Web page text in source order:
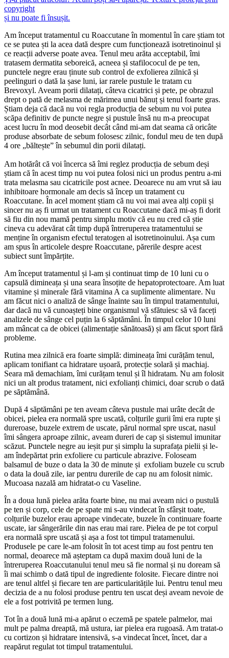
copyright
și nu poate fi însușit.
Am început tratamentul cu Roaccutane în momentul în care știam tot
ce se putea ști la acea dată despre cum funcționează isotretinoinul și
ce reacții adverse poate avea. Tenul meu arăta acceptabil, îmi
tratasem dermatita seboreică, acneea și stafilococul de pe ten,
punctele negre erau ținute sub control de exfolierea zilnică și
peelinguri o dată la șase luni, iar rarele pustule le tratam cu
Brevoxyl. Aveam porii dilatați, câteva cicatrici și pete, pe obrazul
drept o pată de melasma de mărimea unui bănuț și tenul foarte gras.
Știam deja că dacă nu voi regla producția de sebum nu voi putea
scăpa definitiv de puncte negre și pustule însă nu m-a preocupat
acest lucru în mod deosebit decât când mi-am dat seama că oricâte
produse absorbate de sebum folosesc zilnic, fondul meu de ten după
4 ore „băltește” în sebumul din porii dilatați.
Am hotărât că voi încerca să îmi reglez producția de sebum deși
știam că în acest timp nu voi putea folosi nici un produs pentru a-mi
trata melasma sau cicatricile post acnee. Deoarece nu am vrut să iau
inhibitoare hormonale am decis să încep un tratament cu
Roaccutane. În acel moment știam că nu voi mai avea alți copii și
sincer nu aș fi urmat un tratament cu Roaccutane dacă mi-aș fi dorit
să fiu din nou mamă pentru simplu motiv că eu nu cred că știe
cineva cu adevărat cât timp după întreruperea tratamentului se
menține în organism efectul teratogen al isotretinoinului. Așa cum
am spus în articolele despre Roaccutane, părerile despre acest
subiect sunt împărțite.
Am început tratamentul și l-am și continuat timp de 10 luni cu o
capsulă dimineața și una seara însoțite de hepatoprotectoare. Am luat
vitamine și minerale fără vitamina A ca suplimente alimentare. Nu
am făcut nici o analiză de sânge înainte sau în timpul tratamentului,
dar dacă nu vă cunoașteți bine organismul vă sfătuiesc să vă faceți
analizele de sânge cel puțin la 6 săptămâni. În timpul celor 10 luni
am mâncat ca de obicei (alimentație sănătoasă) și am făcut sport fără
probleme.
Rutina mea zilnică era foarte simplă: dimineața îmi curățăm tenul,
aplicam tonifiant ca hidratare ușoară, protecție solară și machiaj.
Seara mă demachiam, îmi curățam tenul și îl hidratam. Nu am folosit
nici un alt produs tratament, nici exfolianți chimici, doar scrub o dată
pe săptămână.
După 4 săptămâni pe ten aveam câteva pustule mai urâte decât de
obicei, pielea era normală spre uscată, colțurile gurii îmi era rupte și
dureroase, buzele extrem de uscate, părul normal spre uscat, nasul
îmi sângera aproape zilnic, aveam dureri de cap și sistemul imunitar
scăzut. Punctele negre au ieșit pur și simplu la suprafața pielii și le-
am îndepărtat prin exfoliere cu particule abrazive. Foloseam
balsamul de buze o data la 30 de minute și exfoliam buzele cu scrub
o data la două zile, iar pentru durerile de cap nu am folosit nimic.
Mucoasa nazală am hidratat-o cu Vaseline.
În a doua lună pielea arăta foarte bine, nu mai aveam nici o pustulă
pe ten și corp, cele de pe spate mi s-au vindecat în sfârșit toate,
colțurile buzelor erau aproape vindecate, buzele în continuare foarte
uscate, iar sângerările din nas erau mai rare. Pielea de pe tot corpul
era normală spre uscată și așa a fost tot timpul tratamenului.
Produsele pe care le-am folosit în tot acest timp au fost pentru ten
normal, deoarece mă așteptam ca după maxim două luni de la
întreruperea Roaccutanului tenul meu să fie normal și nu doream să
îi mai schimb o dată tipul de ingrediente folosite. Fiecare dintre noi
are tenul altfel și fiecare ten are particularitățile lui. Pentru tenul meu
decizia de a nu folosi produse pentru ten uscat deși aveam nevoie de
ele a fost potrivită pe termen lung.
Tot în a două lună mi-a apărut o eczemă pe spatele palmelor, mai
mult pe palma dreaptă, mă ustura, iar pielea era rugoasă. Am tratat-o
cu cortizon și hidratare intensivă, s-a vindecat încet, încet, dar a
reapărut regulat tot timpul tratamentului.